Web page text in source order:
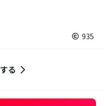
935
る